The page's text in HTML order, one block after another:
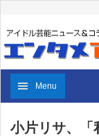
Menu
小片リサ、「